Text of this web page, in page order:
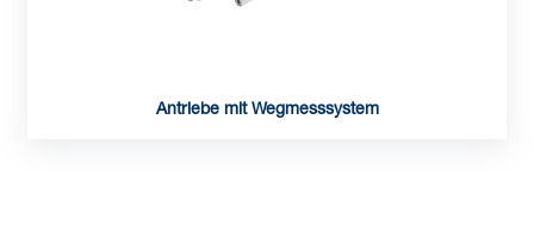
Antriebe mit Wegmesssystem